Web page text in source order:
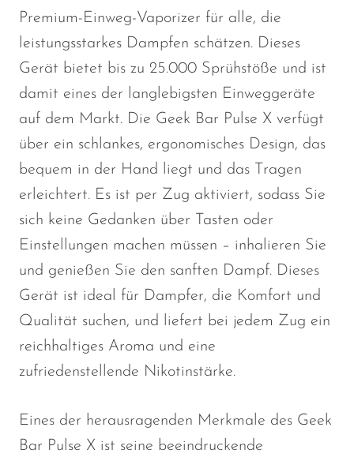
Premium-Einweg-Vaporizer für alle, die
leistungsstarkes Dampfen schätzen. Dieses
Gerät bietet bis zu 25.000 Sprühstöße und ist
damit eines der langlebigsten Einweggeräte
auf dem Markt. Die Geek Bar Pulse X verfügt
über ein schlankes, ergonomisches Design, das
bequem in der Hand liegt und das Tragen
erleichtert. Es ist per Zug aktiviert, sodass Sie
sich keine Gedanken über Tasten oder
Einstellungen machen müssen – inhalieren Sie
und genießen Sie den sanften Dampf. Dieses
Gerät ist ideal für Dampfer, die Komfort und
Qualität suchen, und liefert bei jedem Zug ein
reichhaltiges Aroma und eine
zufriedenstellende Nikotinstärke.
Eines der herausragenden Merkmale des Geek
Bar Pulse X ist seine beeindruckende